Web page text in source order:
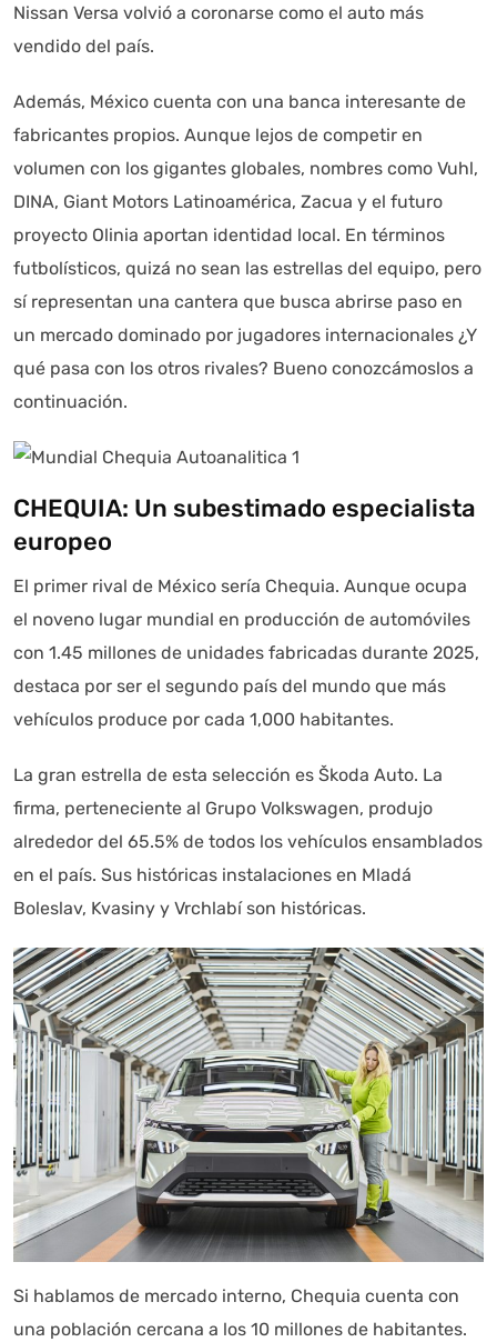
Nissan Versa volvió a coronarse como el auto más
vendido del país.
Además, México cuenta con una banca interesante de
fabricantes propios. Aunque lejos de competir en
volumen con los gigantes globales, nombres como Vuhl,
DINA, Giant Motors Latinoamérica, Zacua y el futuro
proyecto Olinia aportan identidad local. En términos
futbolísticos, quizá no sean las estrellas del equipo, pero
sí representan una cantera que busca abrirse paso en
un mercado dominado por jugadores internacionales ¿Y
qué pasa con los otros rivales? Bueno conozcámoslos a
continuación.
CHEQUIA: Un subestimado especialista
europeo
El primer rival de México sería Chequia. Aunque ocupa
el noveno lugar mundial en producción de automóviles
con 1.45 millones de unidades fabricadas durante 2025,
destaca por ser el segundo país del mundo que más
vehículos produce por cada 1,000 habitantes.
La gran estrella de esta selección es Škoda Auto. La
firma, perteneciente al Grupo Volkswagen, produjo
alrededor del 65.5% de todos los vehículos ensamblados
en el país. Sus históricas instalaciones en Mladá
Boleslav, Kvasiny y Vrchlabí son históricas.
Si hablamos de mercado interno, Chequia cuenta con
una población cercana a los 10 millones de habitantes.